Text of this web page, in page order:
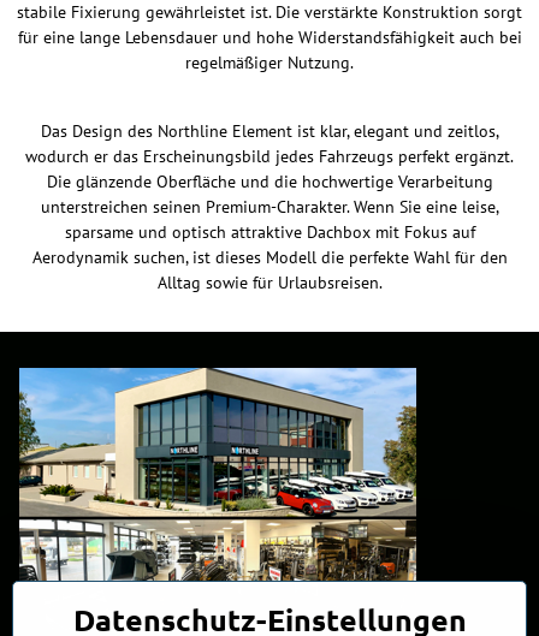
stabile Fixierung gewährleistet ist. Die verstärkte Konstruktion sorgt
für eine lange Lebensdauer und hohe Widerstandsfähigkeit auch bei
regelmäßiger Nutzung.
Das Design des Northline Element ist klar, elegant und zeitlos,
wodurch er das Erscheinungsbild jedes Fahrzeugs perfekt ergänzt.
Die glänzende Oberfläche und die hochwertige Verarbeitung
unterstreichen seinen Premium-Charakter. Wenn Sie eine leise,
sparsame und optisch attraktive Dachbox mit Fokus auf
Aerodynamik suchen, ist dieses Modell die perfekte Wahl für den
Alltag sowie für Urlaubsreisen.
Datenschutz-Einstellungen